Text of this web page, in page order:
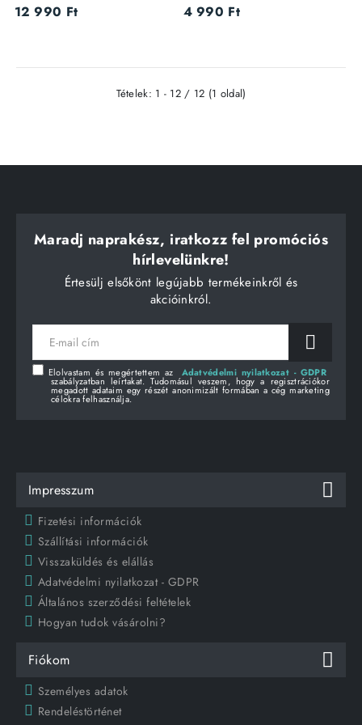
12 990 Ft 4 990 Ft
Tételek: 1 - 12 / 12 (1 oldal)
Maradj naprakész, iratkozz fel promóciós
hírlevelünkre!
Értesülj elsőkönt legújabb termékeinkről és
akcióinkról.
E-
mail
Elolvastam és megértettem az Adatvédelmi nyilatkozat - GDPR
szabályzatban leírtakat. Tudomásul veszem, hogy a regisztrációkor
megadott adataim egy részét anonimizált formában a cég marketing
célokra felhasználja.
Impresszum
Fizetési információk
Szállítási információk
Visszaküldés és elállás
Adatvédelmi nyilatkozat - GDPR
Általános szerződési feltételek
Hogyan tudok vásárolni?
Fiókom
Személyes adatok
Rendeléstörténet